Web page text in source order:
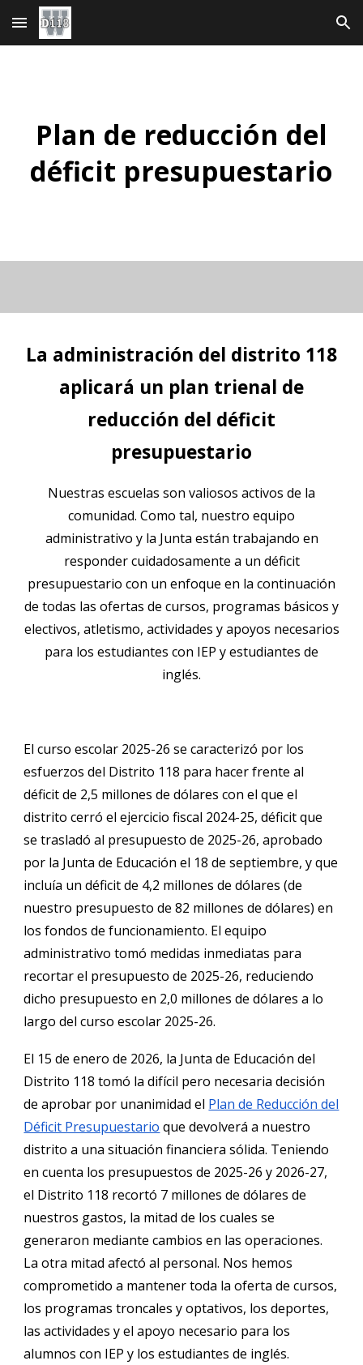
Ir al contenido principal Saltar a la navegación
Plan de reducción del
déficit presupuestario
La administración del distrito 118
aplicará un plan trienal de
reducción del déficit
presupuestario
Nuestras escuelas son valiosos activos de la
comunidad. Como tal, nuestro equipo
administrativo y la Junta están trabajando en
responder cuidadosamente a un déficit
presupuestario con un enfoque en la continuación
de todas las ofertas de cursos, programas básicos y
electivos, atletismo, actividades y apoyos necesarios
para los estudiantes con IEP y estudiantes de
inglés.
El curso escolar 2025-26 se caracterizó por los
esfuerzos del Distrito 118 para hacer frente al
déficit de 2,5 millones de dólares con el que el
distrito cerró el ejercicio fiscal 2024-25, déficit que
se trasladó al presupuesto de 2025-26, aprobado
por la Junta de Educación el 18 de septiembre, y que
incluía un déficit de 4,2 millones de dólares (de
nuestro presupuesto de 82 millones de dólares) en
los fondos de funcionamiento. El equipo
administrativo tomó medidas inmediatas para
recortar el presupuesto de 2025-26, reduciendo
dicho presupuesto en 2,0 millones de dólares a lo
largo del curso escolar 2025-26.
El 15 de enero de 2026, la Junta de Educación del
Distrito 118 tomó la difícil pero necesaria decisión
de aprobar por unanimidad el Plan de Reducción del
Déficit Presupuestario que devolverá a nuestro
distrito a una situación financiera sólida. Teniendo
en cuenta los presupuestos de 2025-26 y 2026-27,
el Distrito 118 recortó 7 millones de dólares de
nuestros gastos, la mitad de los cuales se
generaron mediante cambios en las operaciones.
La otra mitad afectó al personal. Nos hemos
comprometido a mantener toda la oferta de cursos,
los programas troncales y optativos, los deportes,
las actividades y el apoyo necesario para los
alumnos con IEP y los estudiantes de inglés.